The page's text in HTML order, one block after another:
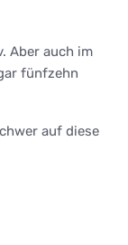
Aber auch im
fünfzehn
auf diese